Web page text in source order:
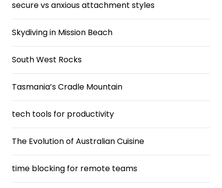
secure vs anxious attachment styles
Skydiving in Mission Beach
South West Rocks
Tasmania’s Cradle Mountain
tech tools for productivity
The Evolution of Australian Cuisine
time blocking for remote teams